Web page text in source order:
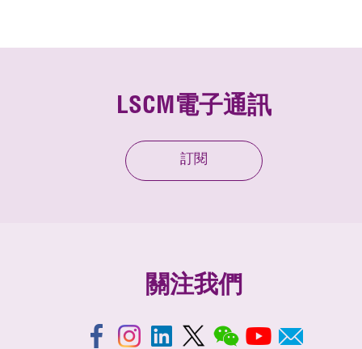
LSCM電子通訊
訂閱
關注我們